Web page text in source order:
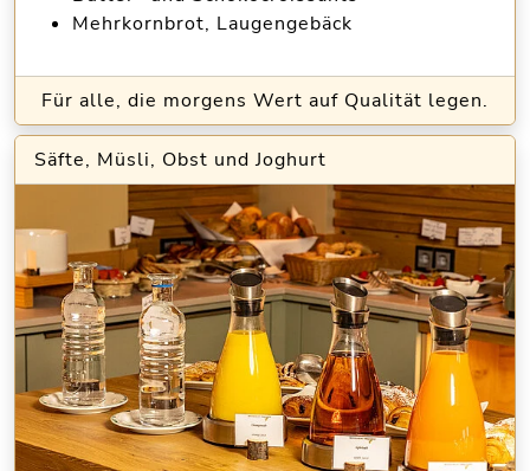
Mehrkornbrot, Laugengebäck
Für alle, die morgens Wert auf Qualität legen.
Säfte, Müsli, Obst und Joghurt